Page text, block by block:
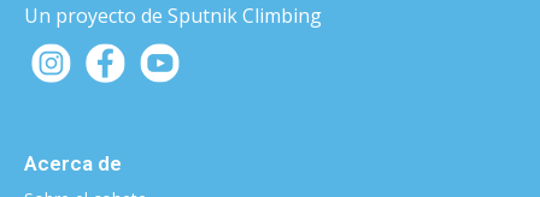
Un proyecto de Sputnik Climbing
Acerca de